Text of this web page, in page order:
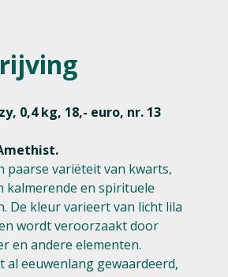
0,4 kg, 18,- euro, nr. 13
paarse variëteit van kwarts,
kalmerende en spirituele
De kleur varieert van licht lila
wordt veroorzaakt door
en andere elementen.
al eeuwenlang gewaardeerd,